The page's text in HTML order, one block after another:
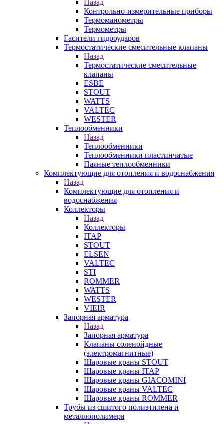
Назад
Контрольно-измерительные приборы
Термоманометры
Термометры
Гасители гидроударов
Термостатические смесительные клапаны
Назад
Термостатические смесительные
клапаны
ESBE
STOUT
WATTS
VALTEC
WESTER
Теплообменники
Назад
Теплообменники
Теплообменники пластинчатые
Паяные теплообменники
Комплектующие для отопления и водоснабжения
Назад
Комплектующие для отопления и
водоснабжения
Коллекторы
Назад
Коллекторы
ITAP
STOUT
ELSEN
VALTEC
STI
ROMMER
WATTS
WESTER
VIEIR
Запорная арматура
Назад
Запорная арматура
Клапаны соленойдные
(электромагнитные)
Шаровые краны STOUT
Шаровые краны ITAP
Шаровые краны GIACOMINI
Шаровые краны VALTEC
Шаровые краны ROMMER
Трубы из сшитого полиэтилена и
металлополимера